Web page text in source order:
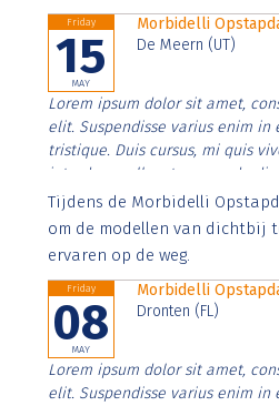
Friday
15
MAY
Morbidelli
De Meern (UT)
Lorem ipsum dolor sit amet,
elit. Suspendisse varius enim in
tristique. Duis cursus, mi quis
interdum nulla, ut commodo
Aenean faucibus nibh et justo
imperdiet. Nunc ut sem vitae
Tijdens de Morbidelli
om de modellen van dichtbij
ervaren op de weg.
Friday
08
MAY
Morbidelli
Dronten (FL)
Lorem ipsum dolor sit amet,
elit. Suspendisse varius enim in